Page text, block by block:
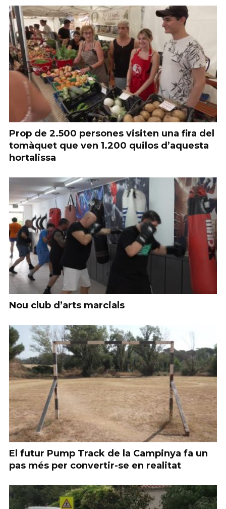
Prop de 2.500 persones visiten una fira del
tomàquet que ven 1.200 quilos d’aquesta
hortalissa
Nou club d’arts marcials
El futur Pump Track de la Campinya fa un
pas més per convertir-se en realitat